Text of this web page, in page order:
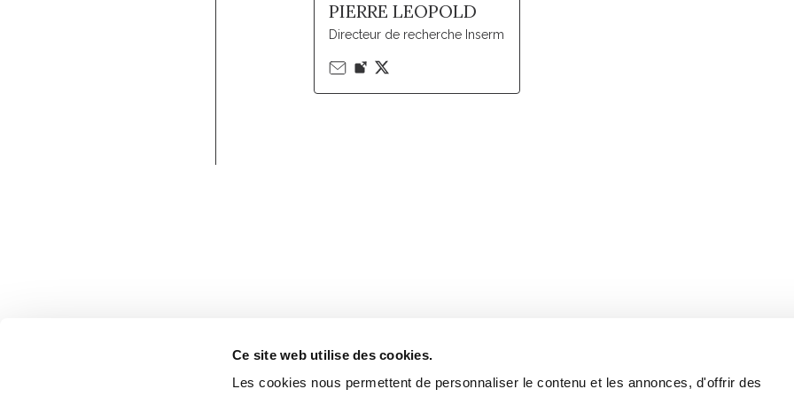
Ce site web utilise des cookies.
Les cookies nous permettent de personnaliser le contenu et les annonces, d'offrir des
PIERRE LEOPOLD
Directeur de recherche Inserm